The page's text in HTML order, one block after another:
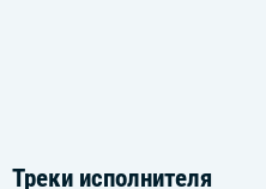
Треки исполнителя